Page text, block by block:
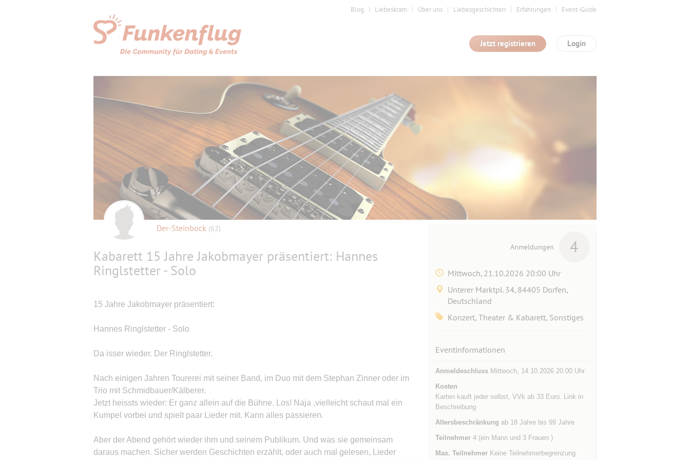
Blog Liebeskram Über uns Liebesgeschichten Erfahrungen Event-Guide
Login
Jetzt registrieren
Der-Steinbock (62)
Kabarett 15 Jahre Jakobmayer präsentiert: Hannes
Ringlstetter - Solo
15 Jahre Jakobmayer präsentiert:
Hannes Ringlstetter - Solo
Da isser wieder. Der Ringlstetter.
Nach einigen Jahren Tourerei mit seiner Band, im Duo mit dem Stephan Zinner oder im
Trio mit Schmidbauer/Kälberer.
Jetzt heissts wieder: Er ganz allein auf die Bühne. Los! Naja ,vielleicht schaut mal ein
Kumpel vorbei und spielt paar Lieder mit. Kann alles passieren.
Aber der Abend gehört wieder ihm und seinem Publikum. Und was sie gemeinsam
daraus machen. Sicher werden Geschichten erzählt, oder auch mal gelesen, Lieder
Anmeldungen 4
Mittwoch, 21.10.2026 20:00 Uhr
Unterer Marktpl. 34, 84405 Dorfen,
Deutschland
Konzert, Theater & Kabarett, Sonstiges
Eventinformationen
AnmeldeschlussMittwoch, 14.10.2026 20:00 Uhr
Kosten
Karten kauft jeder selbst, VVk ab 33 Euro. Link in
Beschreibung
Altersbeschränkung ab 18 Jahre bis 99 Jahre
Teilnehmer4 (ein Mann und 3 Frauen )
Max. TeilnehmerKeine Teilnehmerbegrenzung